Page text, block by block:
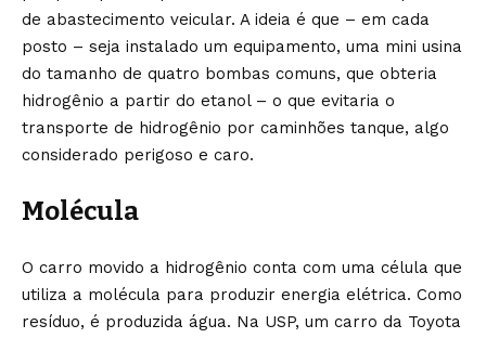
de abastecimento veicular. A ideia é que – em cada
posto – seja instalado um equipamento, uma mini usina
do tamanho de quatro bombas comuns, que obteria
hidrogênio a partir do etanol – o que evitaria o
transporte de hidrogênio por caminhões tanque, algo
considerado perigoso e caro.
Molécula
O carro movido a hidrogênio conta com uma célula que
utiliza a molécula para produzir energia elétrica. Como
resíduo, é produzida água. Na USP, um carro da Toyota